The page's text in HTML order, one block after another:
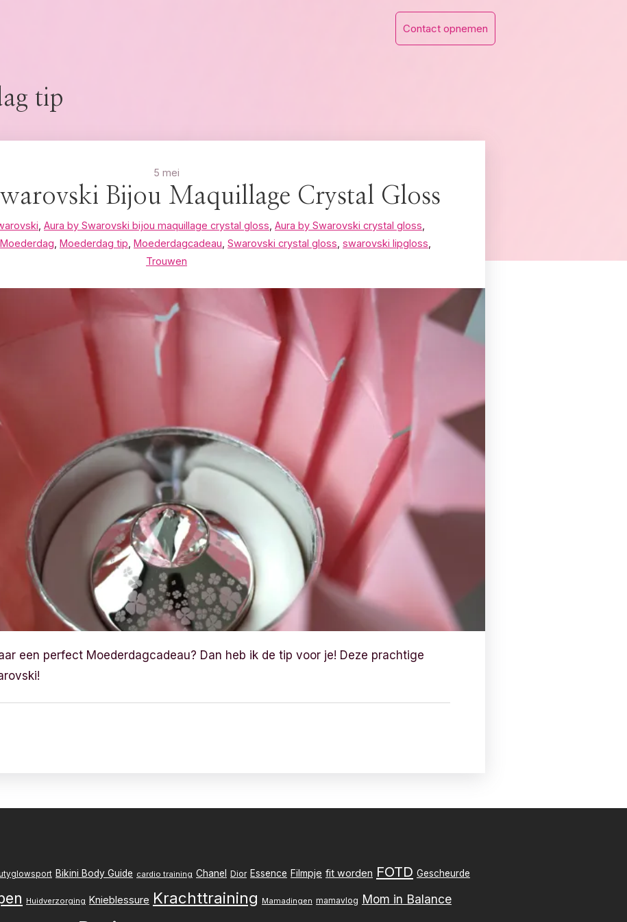
Contact opnemen
tip
5 mei
Bijou Maquillage Crystal Gloss
Aura by Swarovski bijou maquillage crystal gloss Aura by Swarovski crystal gloss
Moederdag Moederdag tip Moederdagcadeau Swarovski crystal gloss swarovski lipgloss
Trouwen
een perfect Moederdagcadeau? Dan heb ik de tip voor je! Deze prachtige
Bikini Body Guide cardio training Chanel Dior Essence Filmpje fit worden FOTD Gescheurde
Huidverzorging Knieblessure Krachttraining Mamadingen mamavlog Mom in Balance